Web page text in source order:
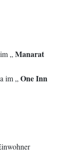
„ Manarat
im „ One Inn